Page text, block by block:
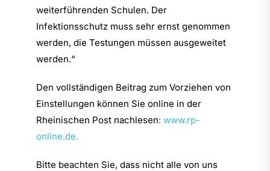
weiterführenden Schulen. Der
Infektionsschutz muss sehr ernst genommen
werden, die Testungen müssen ausgeweitet
werden.“
Den vollständigen Beitrag zum Vorziehen von
Einstellungen können Sie online in der
Rheinischen Post nachlesen: www.rp-
online.de.
Bitte beachten Sie, dass nicht alle von uns